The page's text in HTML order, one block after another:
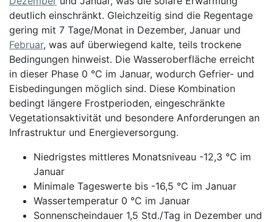
deutlich einschränkt. Gleichzeitig sind die Regentage
gering mit 7 Tage/Monat in Dezember, Januar und
Februar, was auf überwiegend kalte, teils trockene
Bedingungen hinweist. Die Wasseroberfläche erreicht
in dieser Phase 0 °C im Januar, wodurch Gefrier- und
Eisbedingungen möglich sind. Diese Kombination
bedingt längere Frostperioden, eingeschränkte
Vegetationsaktivität und besondere Anforderungen an
Infrastruktur und Energieversorgung.
Niedrigstes mittleres Monatsniveau -12,3 °C im
Januar
Minimale Tageswerte bis -16,5 °C im Januar
Wassertemperatur 0 °C im Januar
Sonnenscheindauer 1,5 Std./Tag in Dezember und